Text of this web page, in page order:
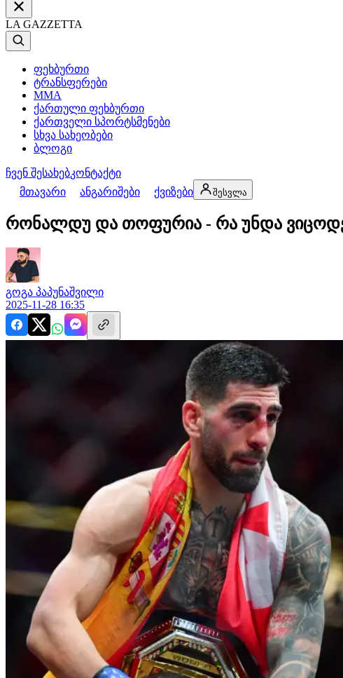
LA GAZZETTA
ფეხბურთი
ტრანსფერები
MMA
ქართული ფეხბურთი
ქართველი სპორტსმენები
სხვა სახეობები
ბლოგი
ჩვენ შესახებკონტაქტი
მთავარი
ანგარიშები ქვიზები შესვლა
რონალდუ და თოფურია - რა უნდა
გოგა პაპუნაშვილი
2025-11-28 16:35